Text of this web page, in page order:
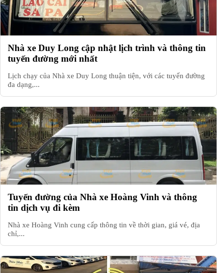
Nhà xe Duy Long cập nhật lịch trình và thông tin
tuyến đường mới nhất
Lịch chạy của Nhà xe Duy Long thuận tiện, với các tuyến đường
đa dạng,...
Tuyến đường của Nhà xe Hoàng Vinh và thông
tin dịch vụ đi kèm
Nhà xe Hoàng Vinh cung cấp thông tin về thời gian, giá vé, địa
chỉ,...